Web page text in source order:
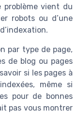
problème vient du
robots ou d’une
par type de page,
de blog ou pages
si les pages à
même si
pour de bonnes
pas vous montrer